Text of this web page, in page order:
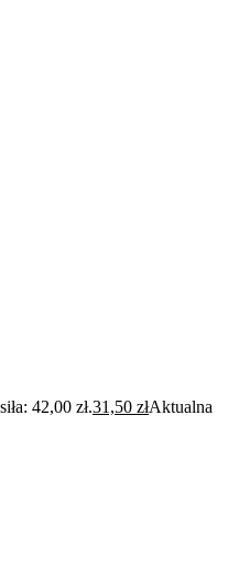
42,00 zł.31,50złAktualna